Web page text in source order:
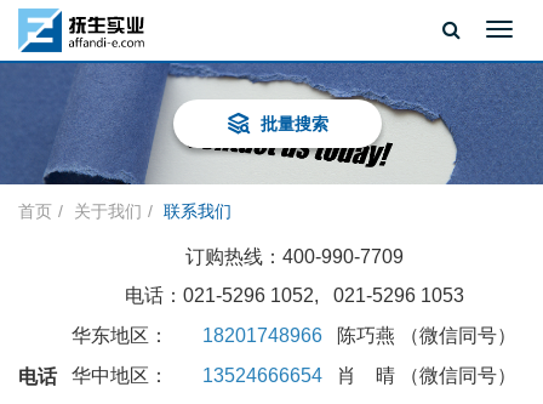
批量搜索
首页 关于我们 联系我们
电话
订购热线：400-990-7709
电话：021-5296 1052, 021-5296 1053
华东地区： 18201748966
陈巧燕 （微信同号）
华中地区： 13524666654 肖 晴 （微信同号）